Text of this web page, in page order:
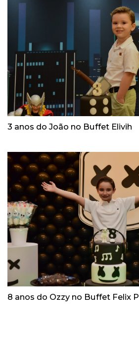
3 anos do João no Buffet Elivih
8 anos do Ozzy no Buffet Felix